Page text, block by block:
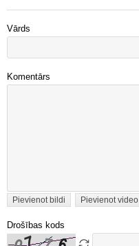
Vārds
Komentārs
Pievienot bildi Pievienot video
Drošības kods